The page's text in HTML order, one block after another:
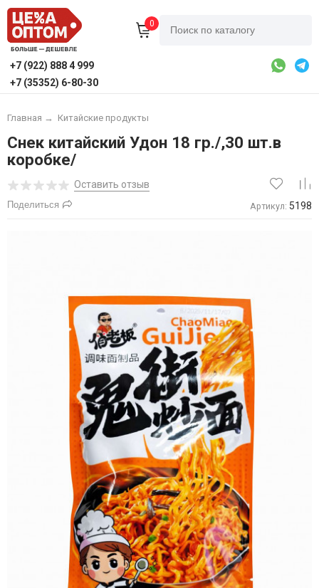
0
+7 (922) 888 4 999
+7 (35352) 6-80-30
Главная → Китайские продукты
Снек китайский Удон 18 гр./,30 шт.в
коробке/
Оставить отзыв
Поделиться Артикул: 5198